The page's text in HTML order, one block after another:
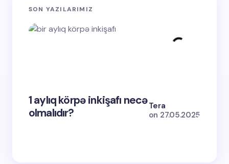
SON YAZILARIMIZ
1 aylıq körpə inkişafı necə
olmalıdır?
Tera
on 27.05.2025